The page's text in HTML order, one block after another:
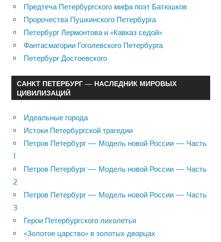
Предтеча Петербургского мифа поэт Батюшков
Пророчества Пушкинского Петербурга
Петербург Лермонтова и «Кавказ седой»
Фантасмагории Гоголевского Петербурга
Петербург Достоевского
САНКТ ПЕТЕРБУРГ — НАСЛЕДНИК МИРОВЫХ
ЦИВИЛИЗАЦИЙ
Идеальные города
Истоки Петербургской трагедии
Петров Петербург — Модель новой России — Часть
1
Петров Петербург — Модель новой России — Часть
2
Петров Петербург — Модель новой России — Часть
3
Герои Петербургского лихолетья
«Золотое царство» в золотых дворцах